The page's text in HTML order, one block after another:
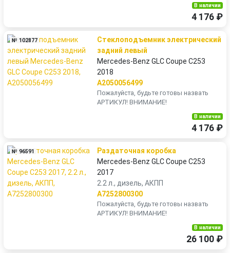
В наличии
4 176 ₽
№ 102877
Стеклоподъемник электрический
задний левый
Mercedes-Benz GLC Coupe C253
2018
A2050056499
Пожалуйста, будьте готовы назвать
АРТИКУЛ! ВНИМАНИЕ!
В наличии
4 176 ₽
№ 96591
Раздаточная коробка
Mercedes-Benz GLC Coupe C253
2017
2.2 л., дизель, АКПП
A7252800300
Пожалуйста, будьте готовы назвать
АРТИКУЛ! ВНИМАНИЕ!
В наличии
26 100 ₽